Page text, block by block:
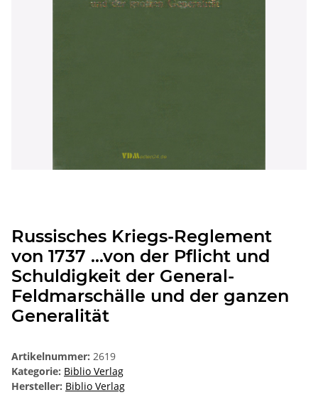
Russisches Kriegs-Reglement
von 1737 ...von der Pflicht und
Schuldigkeit der General-
Feldmarschälle und der ganzen
Generalität
Artikelnummer: 2619
Kategorie: Biblio Verlag
Hersteller: Biblio Verlag